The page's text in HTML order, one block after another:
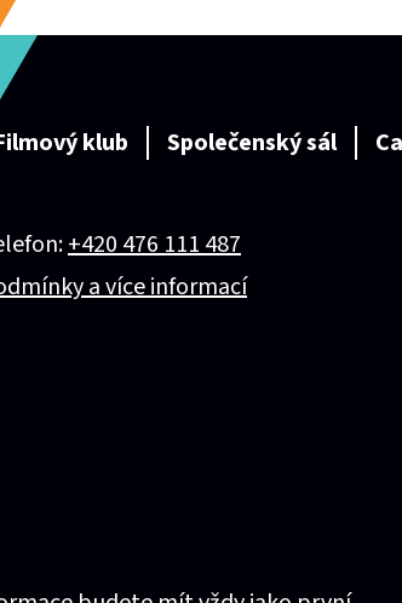
klub Společenský sál
+420 476 111 487
a více informací